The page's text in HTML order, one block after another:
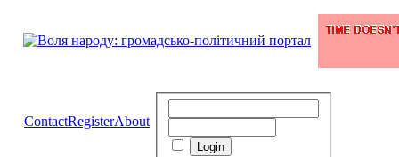
ContactRegisterAbout